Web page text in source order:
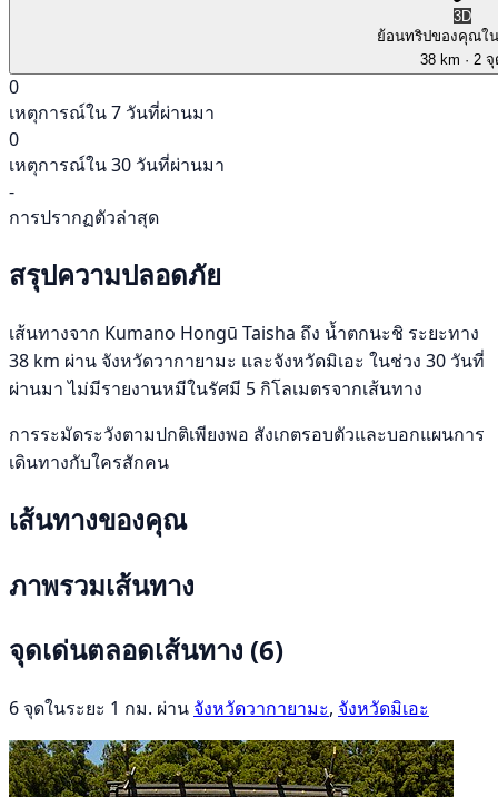
3D
ย้อนทริปของคุณใ
38 km · 2
0
เหตุการณ์ใน 7 วันที่ผ่านมา
0
เหตุการณ์ใน 30 วันที่ผ่านมา
-
การปรากฏตัวล่าสุด
สรุปความปลอดภัย
เส้นทางจาก Kumano Hongū Taisha ถึง น้ำตกนะชิ ระยะทาง
38 km ผ่าน จังหวัดวากายามะ และจังหวัดมิเอะ ในช่วง 30 วันที่
ผ่านมา ไม่มีรายงานหมีในรัศมี 5 กิโลเมตรจากเส้นทาง
การระมัดระวังตามปกติเพียงพอ สังเกตรอบตัวและบอกแผนการ
เดินทางกับใครสักคน
เส้นทางของคุณ
ภาพรวมเส้นทาง
จุดเด่นตลอดเส้นทาง (6)
6 จุดในระยะ 1 กม. ผ่าน จังหวัดวากายามะ, จังหวัดมิเอะ